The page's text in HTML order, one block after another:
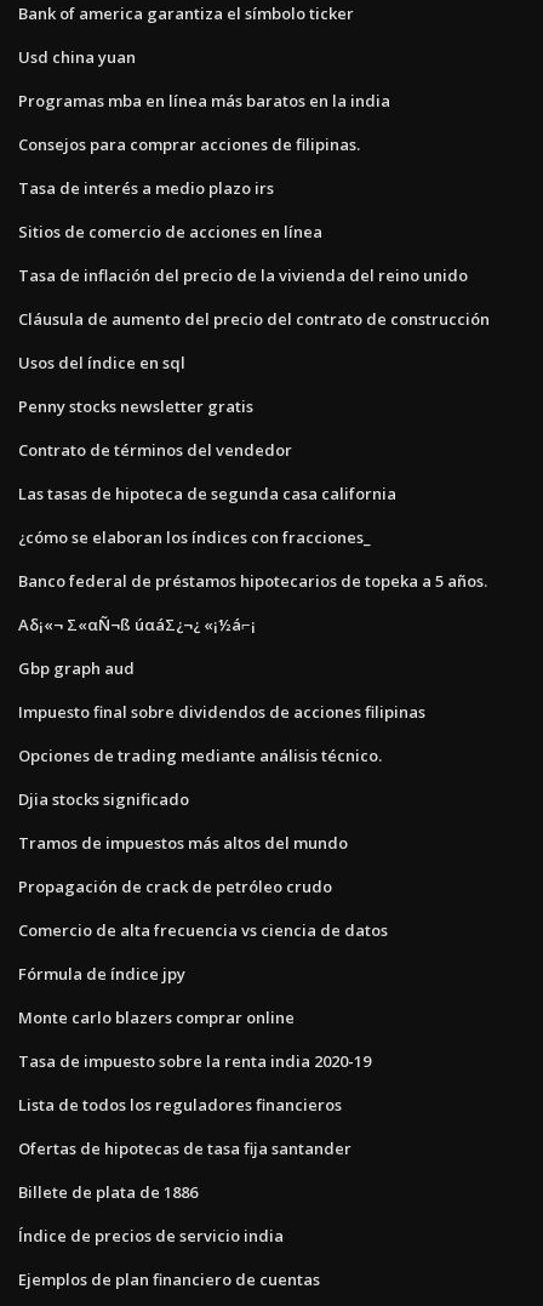
Bank of america garantiza el símbolo ticker
Usd china yuan
Programas mba en línea más baratos en la india
Consejos para comprar acciones de filipinas.
Tasa de interés a medio plazo irs
Sitios de comercio de acciones en línea
Tasa de inflación del precio de la vivienda del reino unido
Cláusula de aumento del precio del contrato de construcción
Usos del índice en sql
Penny stocks newsletter gratis
Contrato de términos del vendedor
Las tasas de hipoteca de segunda casa california
¿cómo se elaboran los índices con fracciones_
Banco federal de préstamos hipotecarios de topeka a 5 años.
Αδ¡«¬ Σ«αÑ¬ß úαáΣ¿¬¿ «¡½á⌐¡
Gbp graph aud
Impuesto final sobre dividendos de acciones filipinas
Opciones de trading mediante análisis técnico.
Djia stocks significado
Tramos de impuestos más altos del mundo
Propagación de crack de petróleo crudo
Comercio de alta frecuencia vs ciencia de datos
Fórmula de índice jpy
Monte carlo blazers comprar online
Tasa de impuesto sobre la renta india 2020-19
Lista de todos los reguladores financieros
Ofertas de hipotecas de tasa fija santander
Billete de plata de 1886
Índice de precios de servicio india
Ejemplos de plan financiero de cuentas